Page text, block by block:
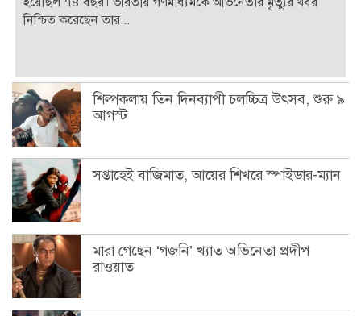
নিশ্চিত করেছেন তার...
শিল্পকলায় তিন দিনব্যাপী চলচ্চিত্র উৎসব, শুরু ৯
আগস্ট
সপ্তাহেই বাজিমাত, আয়ের শিখরে স্পাইডার-ম্যান
মারা গেছেন ‘গজনি’ খ্যাত অভিনেতা প্রদীপ
রাওয়াত